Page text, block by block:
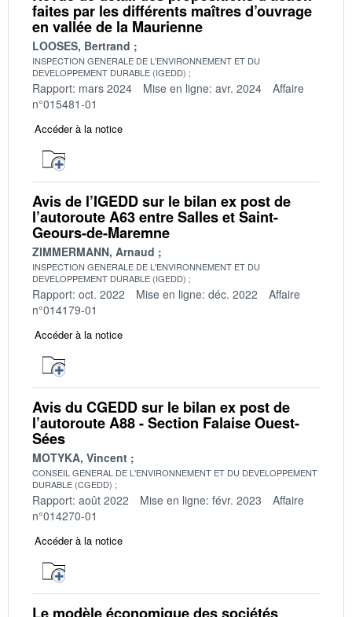
faites par les différents maîtres d’ouvrage
en vallée de la Maurienne
LOOSES, Bertrand
INSPECTION GENERALE DE L'ENVIRONNEMENT ET DU
DEVELOPPEMENT DURABLE (IGEDD)
Rapport: mars 2024 Mise en ligne: avr. 2024
Affaire
n°015481-01
Accéder à la notice
Avis de l’IGEDD sur le bilan ex post de
l’autoroute A63 entre Salles et Saint-
Geours-de-Maremne
ZIMMERMANN, Arnaud
INSPECTION GENERALE DE L'ENVIRONNEMENT ET DU
DEVELOPPEMENT DURABLE (IGEDD)
Rapport: oct. 2022 Mise en ligne: déc. 2022
Affaire
n°014179-01
Accéder à la notice
Avis du CGEDD sur le bilan ex post de
l’autoroute A88 - Section Falaise Ouest-
Sées
MOTYKA, Vincent
CONSEIL GENERAL DE L'ENVIRONNEMENT ET DU DEVELOPPEMENT
DURABLE (CGEDD)
Rapport: août 2022 Mise en ligne: févr. 2023
Affaire
n°014270-01
Accéder à la notice